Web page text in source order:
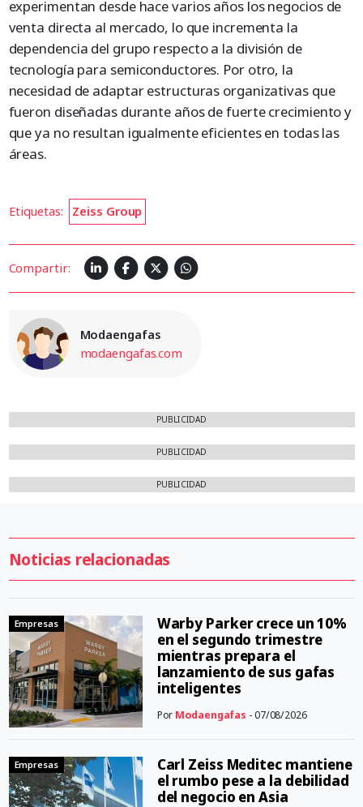
experimentan desde hace varios años los negocios de
venta directa al mercado, lo que incrementa la
dependencia del grupo respecto a la división de
tecnología para semiconductores. Por otro, la
necesidad de adaptar estructuras organizativas que
fueron diseñadas durante años de fuerte crecimiento y
que ya no resultan igualmente eficientes en todas las
áreas.
Etiquetas: Zeiss Group
Compartir:
Modaengafas
modaengafas.com
PUBLICIDAD
PUBLICIDAD
PUBLICIDAD
Noticias relacionadas
Empresas
Warby Parker crece un 10%
en el segundo trimestre
mientras prepara el
lanzamiento de sus gafas
inteligentes
Por Modaengafas - 07/08/2026
Empresas
Carl Zeiss Meditec mantiene
el rumbo pese a la debilidad
del negocio en Asia